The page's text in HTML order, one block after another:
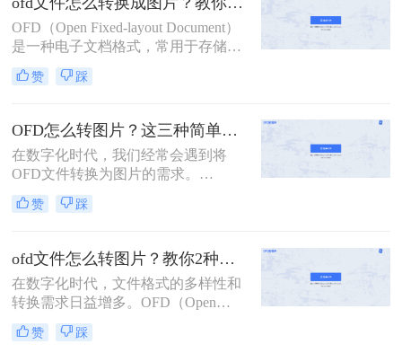
如何转换成图片格式，以便于更广泛
的应用和分享。
OFD（Open Fixed-layout Document）
是一种电子文档格式，常用于存储和
展示具有固定布局的文档。在某些情
况下，我们可能需要将OFD文件转换
看、分享或打印。那么ofd文件怎么转
换成图片呢？本文将介绍三种将OFD
文件转换成图片的方法。
赞 踩
OFD怎么转图片？这三种简单易行的方法解决您的问题！
在数字化时代，我们经常会遇到将
OFD文件转换为图片的需求。
OFD（Open Format Document）是一
种开放的文件格式，兼具可读性和可
和存储中。然而，有时我们需要将
OFD文件转换为图片，以便在不同的
平台上共享和展示。那么OFD怎么转
图片呢？本文将介绍三种简单易行的
方法，帮助您快速将OFD文件转换为
图片。
赞 踩
ofd文件怎么转图片？教你2种十分简便的方法！
在数字化时代，文件格式的多样性和
转换需求日益增多。OFD（Open
Fixed-layout Document）作为一种由中
国国家税务总局制定的开放版式电子
赞 踩